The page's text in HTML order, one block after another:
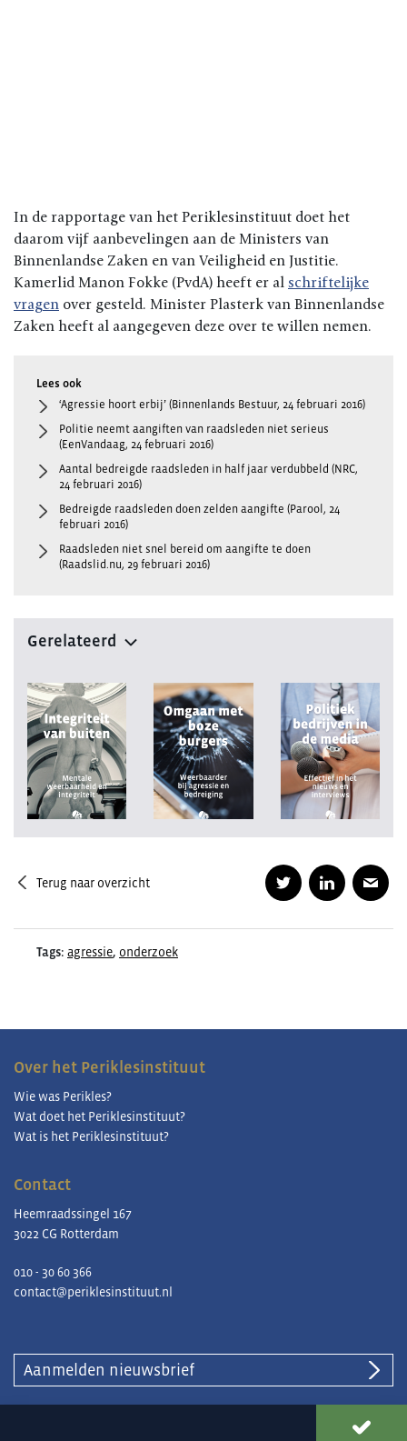
In de rapportage van het Periklesinstituut doet het
daarom vijf aanbevelingen aan de Ministers van
Binnenlandse Zaken en van Veiligheid en Justitie.
Kamerlid Manon Fokke (PvdA) heeft er al schriftelijke
vragen over gesteld. Minister Plasterk van Binnenlandse
Zaken heeft al aangegeven deze over te willen nemen.
‘Agressie hoort erbij’ (Binnenlands Bestuur, 24 februari 2016)
Politie neemt aangiften van raadsleden niet serieus
(EenVandaag, 24 februari 2016)
Aantal bedreigde raadsleden in half jaar verdubbeld (NRC,
24 februari 2016)
Bedreigde raadsleden doen zelden aangifte (Parool, 24
februari 2016)
Raadsleden niet snel bereid om aangifte te doen
(Raadslid.nu, 29 februari 2016)
Gerelateerd
Terug naar overzicht
Tags: agressie, onderzoek
Over het Periklesinstituut
Wie was Perikles?
Wat doet het Periklesinstituut?
Wat is het Periklesinstituut?
Contact
Heemraadssingel 167
3022 CG Rotterdam
010 - 30 60 366
contact@periklesinstituut.nl
Aanmelden nieuwsbrief